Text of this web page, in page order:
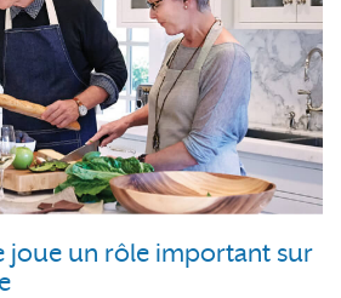
joue un rôle important sur